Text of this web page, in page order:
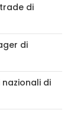
di
di
nazionali di